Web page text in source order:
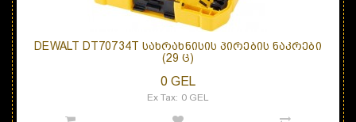
DEWALT DT70734T ᲡᲐᲮᲠᲐᲮᲜᲘᲡᲘᲡ ᲞᲘᲠᲔᲑᲘᲡ ᲜᲐᲙᲠᲔᲑᲘ
(29 Ც)
0 GEL
Ex Tax: 0 GEL